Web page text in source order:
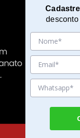
Pintura
Acrilico
Acrilico Sinoart - O